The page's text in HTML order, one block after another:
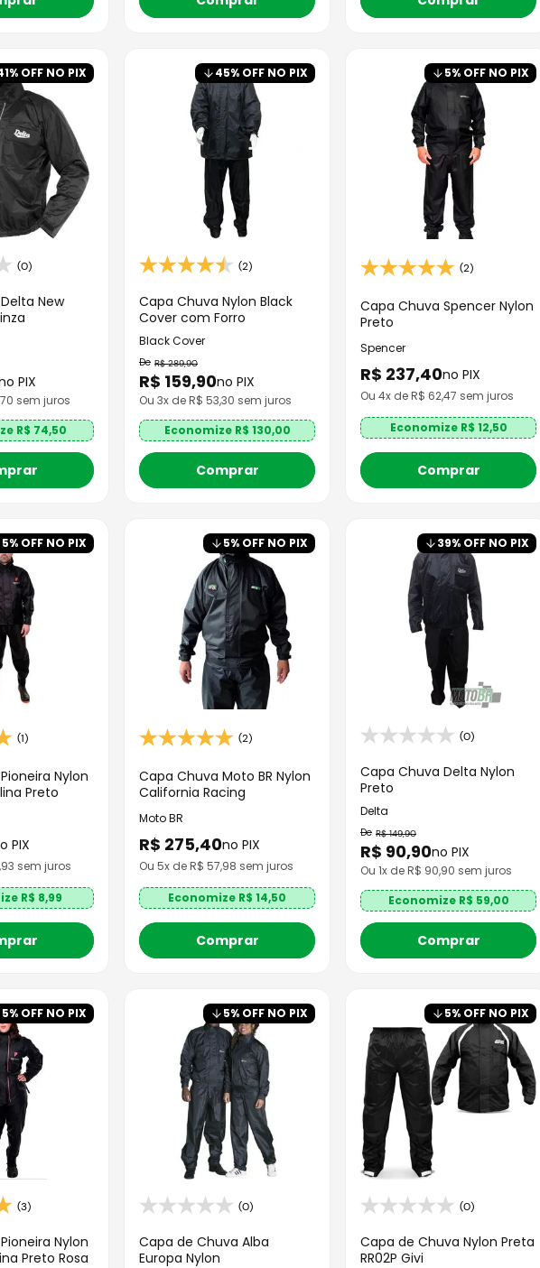
% OFF NO PIX
(0)
New
PIX
sem juros
R$ 74,50
45% OFF NO PIX
(2)
Capa Chuva Nylon Black
Cover com Forro
Black Cover
R$ 289,90
R$ 159,90no PIX
Ou 3x de R$ 53,30 sem juros
Economize R$ 130,00
Comprar
5% OFF NO PIX
(2)
Capa Chuva Spencer Nylon
Preto
Spencer
R$ 237,40no PIX
Ou 4x de R$ 62,47 sem juros
Economize R$ 12,50
Comprar
5% OFF NO PIX
(1)
Nylon
Preto
PIX
sem juros
R$ 8,99
5% OFF NO PIX
(2)
Capa Chuva Moto BR Nylon
California Racing
Moto BR
R$ 275,40no PIX
Ou 5x de R$ 57,98 sem juros
Economize R$ 14,50
Comprar
39% OFF NO PIX
(0)
Capa Chuva Delta Nylon
Preto
Delta
R$ 149,90
R$ 90,90no PIX
Ou 1x de R$ 90,90 sem juros
Economize R$ 59,00
Comprar
5% OFF NO PIX
(3)
Nylon
Preto Rosa
5% OFF NO PIX
(0)
Capa de Chuva Alba
Europa Nylon
5% OFF NO PIX
(0)
Capa de Chuva Nylon Preta
RR02P Givi